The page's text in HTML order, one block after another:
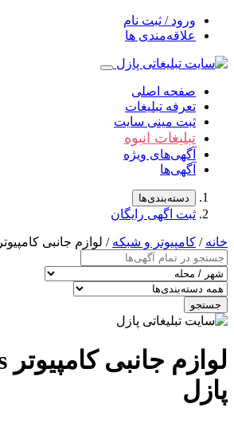
ورود / ثبت نام
علاقه‌مندی ها
صفحه اصلی
تعرفه تبلیغات
ثبت مینی سایت
تبلیغات انبوه
آگهی‌های ویژه
آگهی‌ها
دسته‌بندی‌ها
ثبت اگهی رایگان
خانه / کامپیوتر و شبکه / لوازم جانبی کامپیوتر
جستجو
پازل